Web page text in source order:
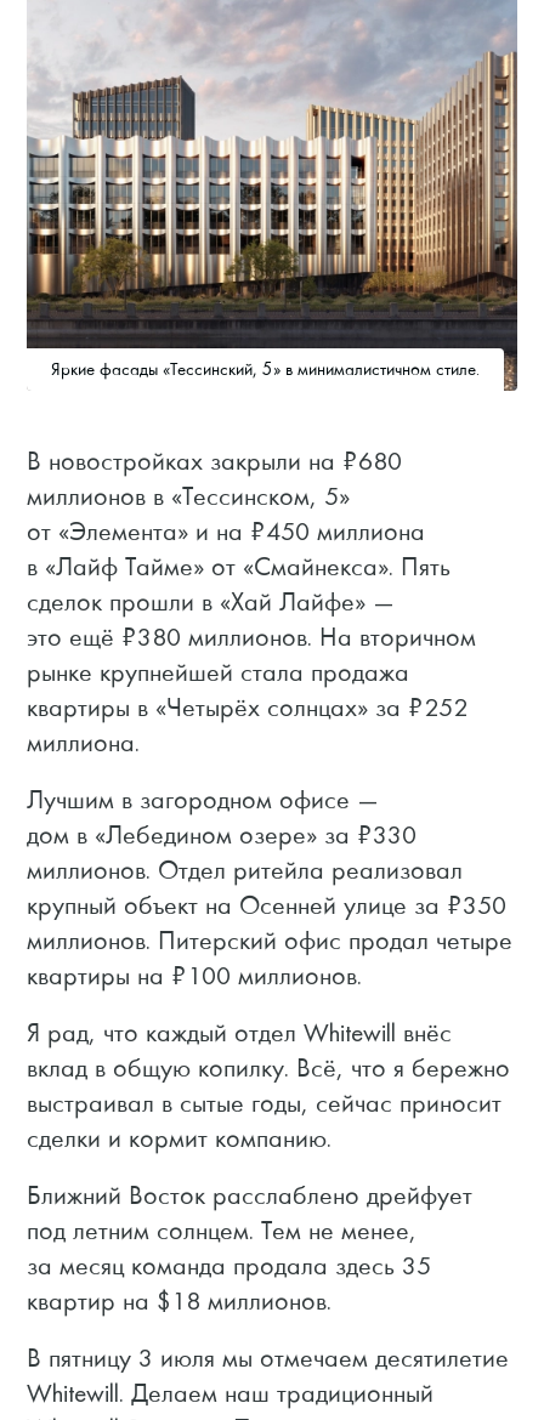
Яркие фасады «Тессинский, 5» в минималистичном стиле.
В новостройках закрыли на ₽680
миллионов в «Тессинском, 5»
от «Элемента» и на ₽450 миллиона
в «Лайф Тайме» от «Смайнекса». Пять
сделок прошли в «Хай Лайфе» —
это ещё ₽380 миллионов. На вторичном
рынке крупнейшей стала продажа
квартиры в «Четырёх солнцах» за ₽252
миллиона.
Лучшим в загородном офисе —
дом в «Лебедином озере» за ₽330
миллионов. Отдел ритейла реализовал
крупный объект на Осенней улице за ₽350
миллионов. Питерский офис продал четыре
квартиры на ₽100 миллионов.
Я рад, что каждый отдел Whitewill внёс
вклад в общую копилку. Всё, что я бережно
выстраивал в сытые годы, сейчас приносит
сделки и кормит компанию.
Ближний Восток расслаблено дрейфует
под летним солнцем. Тем не менее,
за месяц команда продала здесь 35
квартир на $18 миллионов.
В пятницу 3 июля мы отмечаем десятилетие
Whitewill. Делаем наш традиционный